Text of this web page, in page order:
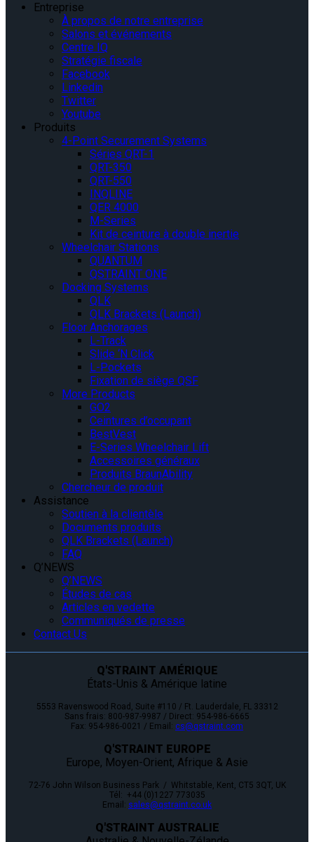
Entreprise
À propos de notre entreprise
Salons et événements
Centre IQ
Stratégie fiscale
Facebook
Linkedin
Twitter
Youtube
Produits
4-Point Securement Systems
Séries QRT-1
QRT-350
QRT-550
INQLINE
QER 4000
M-Series
Kit de ceinture à double inertie
Wheelchair Stations
QUANTUM
QSTRAINT ONE
Docking Systems
QLK
QLK Brackets (Launch)
Floor Anchorages
L-Track
Slide ‘N Click
L-Pockets
Fixation de siège QSF
More Products
GO2
Ceintures d’occupant
BestVest
E-Series Wheelchair Lift
Accessoires généraux
Produits BraunAbility
Chercheur de produit
Assistance
Soutien à la clientèle
Documents produits
QLK Brackets (Launch)
FAQ
Q’NEWS
Q’NEWS
Études de cas
Articles en vedette
Communiqués de presse
Contact Us
Q'STRAINT AMÉRIQUE
États-Unis & Amérique latine
5553 Ravenswood Road, Suite #110 / Ft. Lauderdale, FL 33312
Sans frais: 800-987-9987 / Direct: 954-986-6665
Fax: 954-986-0021 / Email: cs@qstraint.com
Q'STRAINT EUROPE
Europe, Moyen-Orient, Afrique & Asie
72-76 John Wilson Business Park / Whitstable, Kent, CT5 3QT, UK
Tél: +44 (0)1227 773035
Email: sales@qstraint.co.uk
Q'STRAINT AUSTRALIE